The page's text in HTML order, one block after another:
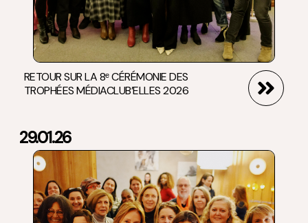
RETOUR SUR LA 8ᵉ CÉRÉMONIE DES
TROPHÉES MÉDIACLUB’ELLES 2026
29.01.26